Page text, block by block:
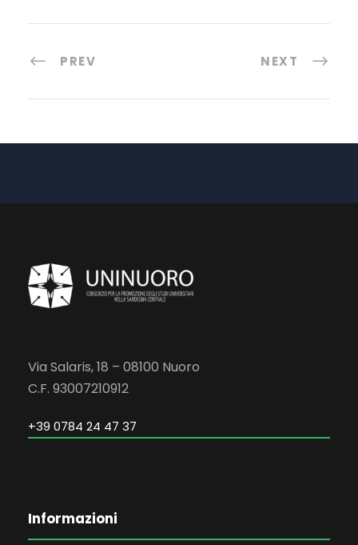
PREV NEXT
Via Salaris, 18 – 08100 Nuoro
C.F. 93007210912
+39 0784 24 47 37
Informazioni